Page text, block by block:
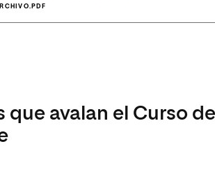
que avalan el Curso